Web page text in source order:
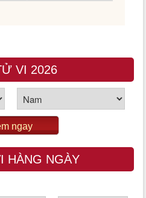
VI 2026
ngay
HÀNG NGÀY